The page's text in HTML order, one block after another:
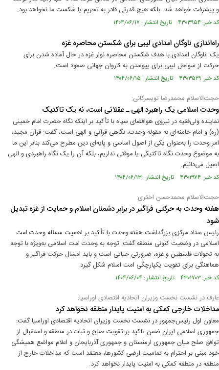
و پیشرفت خواهد شد، بلکه هیچ قدرتی قادر به تحریم یا شکست ما نخواهد بود.
کد خبر: ۴۳۰۳۹۵۴ تاریخ انتشار : ۱۴۰۴/۰۶/۱۷
راه‌اندازی ناوگان امدادی لیبی برای شکستن محاصره غزه
یک ناوگان امدادی با هدف شکستن محاصره نوار غزه در حال آماده شدن برای
حرکت از سواحل لیبی برای پیوستن به کاروان جهانی صمود است.
کد خبر: ۴۳۰۳۵۲۹ تاریخ انتشار : ۱۴۰۴/۰۶/۱۵
حجت‌الاسلام محمدرضا تویسرکانی:
وحدت اسلامی یک راهبرد الهی ـ عقلانی است، نه یک تاکتیک
نماینده ولی‌فقیه در نیروی هوافضای سپاه با تأکید بر اینکه نگاه حضرت امام خمینی
(ره) و امام خامنه‌ای به مقوله وحدت، نگاهی قرآنی و الهی است، گفت: قرآن مجید،
امر وحدت را به‌عنوان یکی از اصول اساسی و پایه‌ای دین مطرح می‌کند بنابر این ما
به موضوع وحدت نگاه تاکتیکی یا موقتی نداریم، بلکه آن را یک نگاه راهبردی و الهی
اصیل می‌دانیم.
کد خبر: ۴۳۰۲۹۷۴ تاریخ انتشار : ۱۴۰۴/۰۶/۱۳
حجت‌الاسلام محمدحسن اختری:
هفته وحدت به حرکتی فراگیر در برابر دشمنان اسلام و حمایت از غزه تبدیل
شود
رئیس ستاد مرکزی بزرگداشت هفته وحدت با تأکید بر اهمیت مسئله وحدت امت
اسلامی در وضعیت کنونی منطقه گفت: توجه به وحدت امت اسلامی به‌ویژه با توجه
به تحولات فلسطین و غزه، ضرورتی حیاتی است و باید امسال حرکت فراگیر و
هماهنگی برای تقویت یکپارچگی امت اسلام شکل گیرد.
کد خبر: ۴۳۰۱۷۰۳ تاریخ انتشار : ۱۴۰۴/۰۶/۰۴
عارف در نشست نخست وزیران اتحادیه اقتصادی اوراسیا:
مداخلات خارجی کمکی به امنیت پایدار منطقه نخواهد کرد
معاون اول رئیس‌جمهور در نشست نخست وزیران اتحادیه اقتصادی اوراسیا گفت:
جمهوری اسلامی ایران ضمن تاکید بر تقویت صلح و ثبات در منطقه و استقبال از
توافق صلح میان جمهوری ارمنستان و جمهوری آذربایجان و اعلام مواضع همیشگی
خود مبنی بر احترام به تمامیت ارضی کشورها، معتقد است که مداخلات خارج از
منطقه در منطقه کمکی به امنیت پایدار نخواهد کرد.